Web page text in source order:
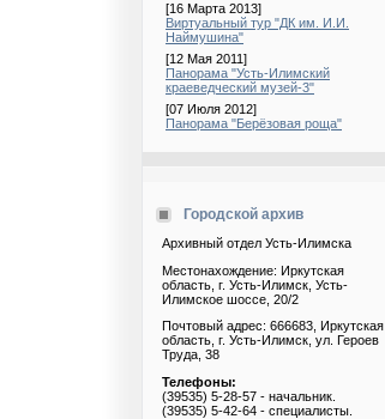
[16 Марта 2013]
Виртуальный тур "ДК им. И.И.
Наймушина"
[12 Мая 2011]
Панорама "Усть-Илимский
краеведческий музей-3"
[07 Июля 2012]
Панорама "Берёзовая роща"
Городской архив
Архивный отдел Усть-Илимска
Местонахождение: Иркутская
область, г. Усть-Илимск, Усть-
Илимское шоссе, 20/2
Почтовый адрес: 666683, Иркутская
область, г. Усть-Илимск, ул. Героев
Труда, 38
Телефоны:
(39535) 5-28-57 - начальник.
(39535) 5-42-64 - специалисты.